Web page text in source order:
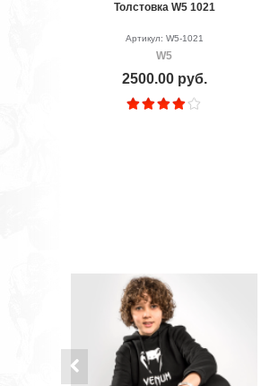
Толстовка W5 1021
Артикул: W5-1021
W5
2500.00 руб.